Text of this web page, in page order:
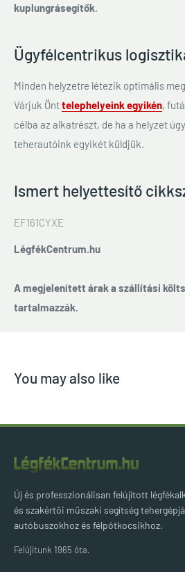
kuplungrásegítők.
Ügyfélcentrikus
Minden helyzetre létezik optimális
Várjuk Önttelephelyeink egyikén,
célba az alkatrészt, de ha a helyzet
teherautóink egyikét küldjük.
Ismert helyettesítő
EF161CYXE
LégfékCentrum.hu
A megjelenített árak a szállítási
tartalmazzák.
You may also like
Új és professzionálisan felújított
és szakértői műszaki segítség
autóbuszokhoz és félpótkocsikhoz.
Felújítunk 1965 óta.